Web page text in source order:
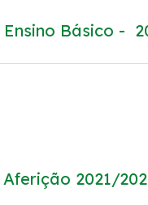
Básico -
2021/